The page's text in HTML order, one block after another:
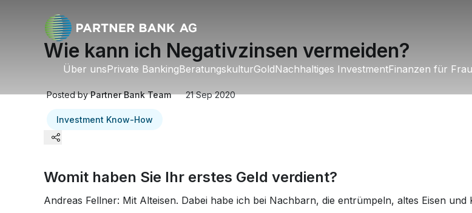
Über unsPrivate BankingBeratungskulturGoldNachhaltiges InvestmentFinanzen für
Über unsPrivate BankingBeratungskulturGoldNachhaltiges InvestmentFinanzen für
Wie kann ich Negativzinsen vermeiden?
Posted byPartner Bank Team 21 Sep 2020
Investment Know-How
Linkedin
Twitter
Womit haben Sie Ihr erstes Geld verdient?
Andreas Fellner: Mit Alteisen. Dabei habe ich bei Nachbarn, die entrümpeln, altes Eisen